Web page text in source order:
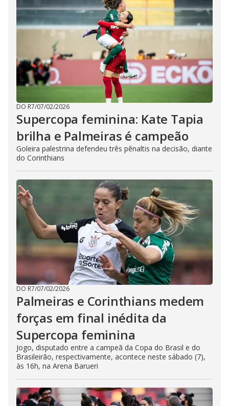
DO R7/07/02/2026
Supercopa feminina: Kate Tapia
brilha e Palmeiras é campeão
Goleira palestrina defendeu três pênaltis na decisão, diante
do Corinthians
DO R7/07/02/2026
Palmeiras e Corinthians medem
forças em final inédita da
Supercopa feminina
Jogo, disputado entre a campeã da Copa do Brasil e do
Brasileirão, respectivamente, acontece neste sábado (7),
às 16h, na Arena Barueri